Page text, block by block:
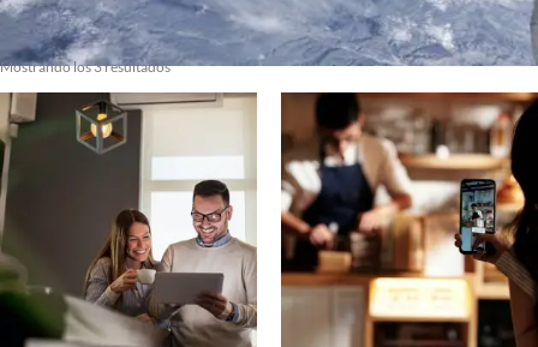
Mostrando los 3 resultados